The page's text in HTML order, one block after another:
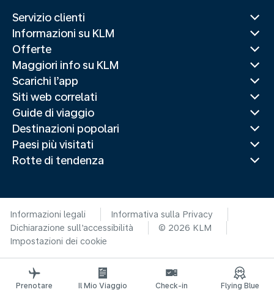
Servizio clienti
Informazioni su KLM
Offerte
Maggiori info su KLM
Scarichi l’app
Siti web correlati
Guide di viaggio
Destinazioni popolari
Paesi più visitati
Rotte di tendenza
Informazioni legali
Informativa sulla Privacy
Dichiarazione sull’accessibilità
© 2026 KLM
Impostazioni dei cookie
Prenotare Il Mio Viaggio Check-in Flying Blue